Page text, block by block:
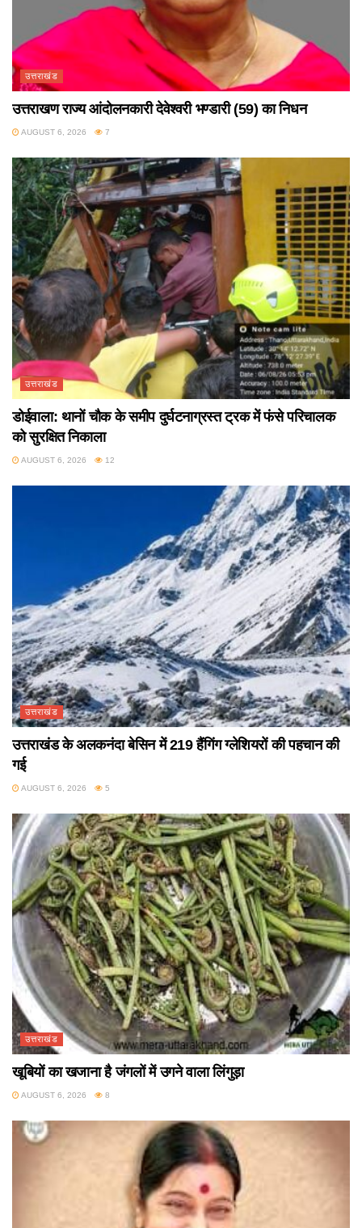
उत्तराखंड
उत्तराखण राज्य आंदोलनकारी देवेश्वरी भण्डारी (59) का निधन
AUGUST 6, 2026 7
उत्तराखंड
डोईवाला: थानों चौक के समीप दुर्घटनाग्रस्त ट्रक में फंसे परिचालक
को सुरक्षित निकाला
AUGUST 6, 2026 12
उत्तराखंड
उत्तराखंड के अलकनंदा बेसिन में 219 हैंगिंग ग्लेशियरों की पहचान की
गई
AUGUST 6, 2026 5
उत्तराखंड
खूबियों का खजाना है जंगलों में उगने वाला लिंगुड़ा
AUGUST 6, 2026 8